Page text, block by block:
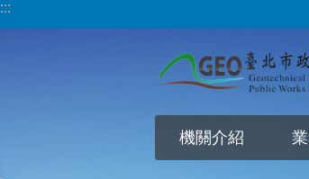
跳到主要內容區塊
:::
機關介紹